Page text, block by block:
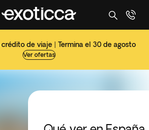
de viaje | Termina el 30 de agosto
Ver ofertas